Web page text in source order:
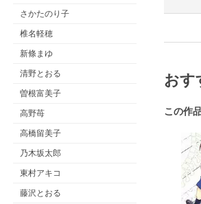
さかたのり子
椎名軽穂
新條まゆ
清野とおる
曽根富美子
高野苺
高橋留美子
乃木坂太郎
東村アキコ
藤沢とおる
おす
この作